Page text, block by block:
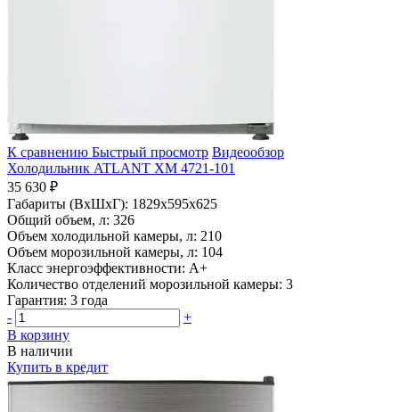
К сравнению Быстрый просмотр Видеообзор
Холодильник ATLANT ХМ 4721-101
35 630 ₽
Габариты (ВхШхГ): 1829x595x625
Общий объем, л: 326
Объем холодильной камеры, л: 210
Объем морозильной камеры, л: 104
Класс энергоэффективности: A+
Количество отделений морозильной камеры: 3
Гарантия: 3 года
-
+
В корзину
В наличии
Купить в кредит